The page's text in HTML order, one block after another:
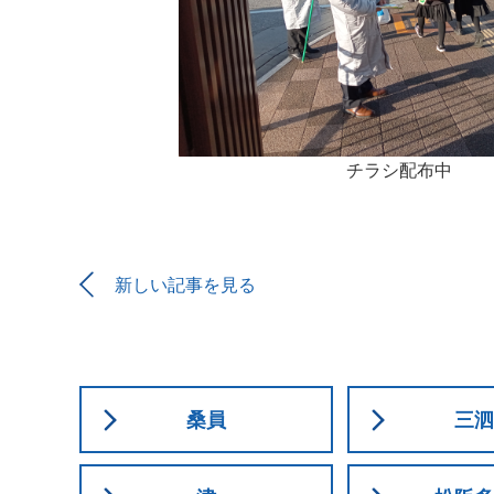
チラシ配布中
新しい記事を見る
桑員 三泗